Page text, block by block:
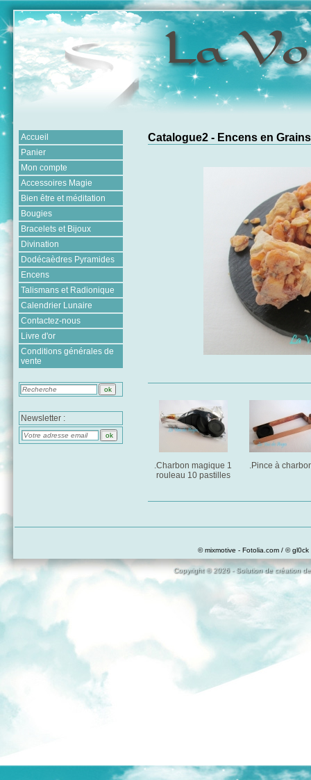
Accueil
Panier
Mon compte
Accessoires Magie
Bien être et méditation
Bougies
Bracelets et Bijoux
Divination
Dodécaèdres Pyramides
Encens
Talismans et Radionique
Calendrier Lunaire
Contactez-nous
Livre d'or
Conditions générales de
vente
Newsletter :
Catalogue2 - Encens en Grains
.Charbon magique 1
rouleau 10 pastilles
.Pince à
© mixmotive - Fotolia.com / ©
Copyright © 2026 - Solution de création